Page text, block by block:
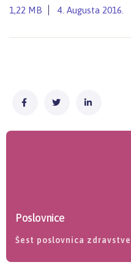
1,22 MB 4. Augusta 2016.
Poslovnice
Šest poslovnica